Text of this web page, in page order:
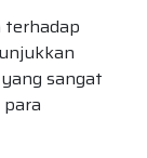
terhadap
sangat